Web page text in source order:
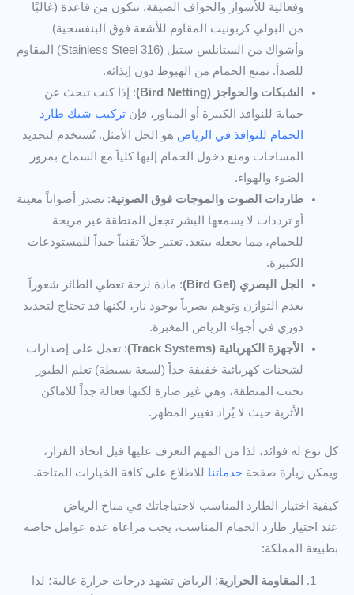
وفعالية للأسوار والحواف الضيقة. تتكون من قاعدة (غالبًا
من البولي كربونيت المقاوم للأشعة فوق البنفسجية)
وأشواك من الستانلس ستيل (Stainless Steel 316) المقاوم
للصدأ. تمنع الحمام من الهبوط دون إيذائه.
الشبكات والحواجز (Bird Netting)
: إذا كنت تبحث عن
حماية للنوافذ الكبيرة أو المناور، فإن تركيب شبك طارد
الحمام للنوافذ في الرياض هو الحل الأمثل. تُستخدم لتحديد
المساحات ومنع دخول الحمام إليها كلياً مع السماح بمرور
الضوء والهواء.
طاردات الصوت والموجات فوق الصوتية: تصدر أصواتاً معينة
أو ترددات لا يسمعها البشر تجعل المنطقة غير مريحة
للحمام، مما يجعله يبتعد. تعتبر حلاً تقنياً جيداً للمستودعات
الكبيرة.
الجل البصري (Bird Gel)
: مادة لزجة تعطي الطائر شعوراً
بعدم التوازن وتوهم بصرياً بوجود نار، لكنها قد تحتاج لتجديد
دوري في أجواء الرياض المغبرة.
الأجهزة الكهربائية (Track Systems)
: تعمل على إصدارات
لشحنات كهربائية خفيفة جداً (لسعة بسيطة) تعلم الطيور
تجنب المنطقة، وهي غير ضارة لكنها فعالة جداً للاماكن
الأثرية حيث لا يُراد تغيير المظهر.
كل نوع له فوائد، لذا من المهم التعرف عليها قبل اتخاذ القرار،
ويمكن زيارة صفحة خدماتنا للاطلاع على كافة الخيارات المتاحة.
كيفية اختيار الطارد المناسب لاحتياجاتك في مناخ الرياض
عند اختيار طارد الحمام المناسب، يجب مراعاة عدة عوامل خاصة
بطبيعة المملكة:
المقاومة الحرارية: الرياض تشهد درجات حرارة عالية؛ لذا